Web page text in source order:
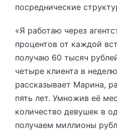
посреднические
«Я работаю через
процентов от каждой
получаю 60 тысяч
четыре клиента в
рассказывает Марина,
пять лет. Умножив её
количество девушек в
получаем миллионы